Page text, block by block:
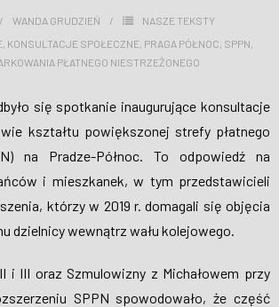
WANDA GRUDZIEŃ
NASZE TEKSTY
, KONSULTACJE SPOŁECZNE, PRAGA PÓŁNOC, SPPN,
PŁATNEGO NIESTRZEŻONEGO
się spotkanie inaugurujące konsultacje
kształtu powiększonej strefy płatnego
na Pradze-Północ. To odpowiedź na
i mieszkanek, w tym przedstawicieli
którzy w 2019 r. domagali się objęcia
dzielnicy wewnątrz wału kolejowego.
i III oraz Szmulowizny z Michałowem przy
SPPN spowodowało, że część